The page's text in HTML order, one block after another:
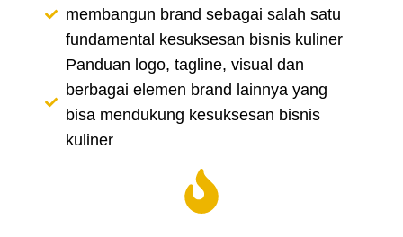
membangun brand sebagai salah satu
fundamental kesuksesan bisnis kuliner
Panduan logo, tagline, visual dan
berbagai elemen brand lainnya yang
bisa mendukung kesuksesan bisnis
kuliner